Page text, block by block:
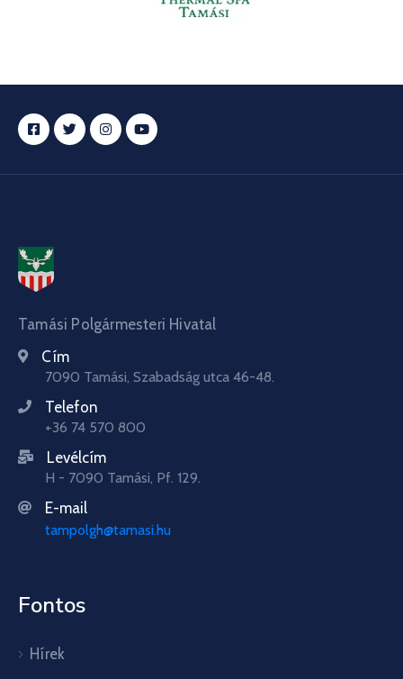
Tamási Polgármesteri Hivatal
Cím
7090 Tamási, Szabadság utca 46-48.
Telefon
+36 74 570 800
Levélcím
H - 7090 Tamási, Pf. 129.
E-mail
tampolgh@tamasi.hu
Fontos
Hírek